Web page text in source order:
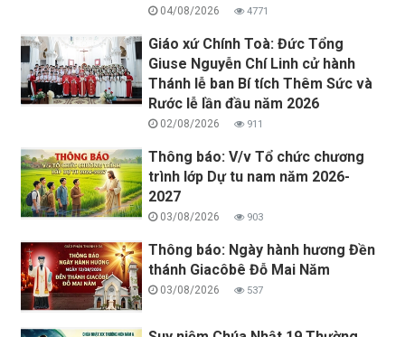
04/08/2026 4771
Giáo xứ Chính Toà: Đức Tổng
Giuse Nguyễn Chí Linh cử hành
Thánh lễ ban Bí tích Thêm Sức và
Rước lễ lần đầu năm 2026
02/08/2026 911
Thông báo: V/v Tổ chức chương
trình lớp Dự tu nam năm 2026-
2027
03/08/2026 903
Thông báo: Ngày hành hương Đền
thánh Giacôbê Đỗ Mai Năm
03/08/2026 537